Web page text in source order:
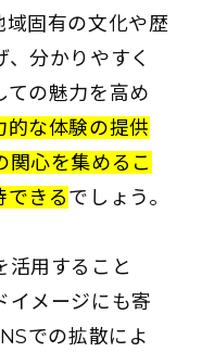
域固有の文化や歴
分かりやすく
ての魅力を高め
的な体験の提供
関心を集めるこ
できるでしょう。
活用すること
イメージにも寄
での拡散によ